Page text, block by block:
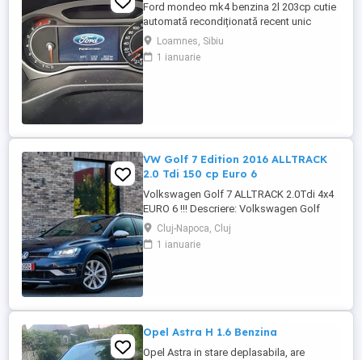
Ford mondeo mk4 benzina 2l 203cp cutie
automată recondiționată recent unic
proprietar estetic 8 10 cu mici defecte
specifice vârstei cutia dotări toate
funcționale se oferă fiscal preț negociabil
Loamnes, Sibiu
1 ianuarie
VW Golf 7 Edition 2016 ALLTRACK
2.0 Tdi 150 cp Euro 6
Volkswagen Golf 7 ALLTRACK 2.0Tdi 4x4
EURO 6 !!! Descriere: Volkswagen Golf
Alltrack 2016, o mașină care îmbină
perfect performanța unui motor de 2.0 TDI
(150CP) cu eficiența și confortul premium.
Cluj-Napoca, Cluj
1 ianuarie
Opel Astra H 1.6 Benzina
Opel Astra in stare deplasabila, are